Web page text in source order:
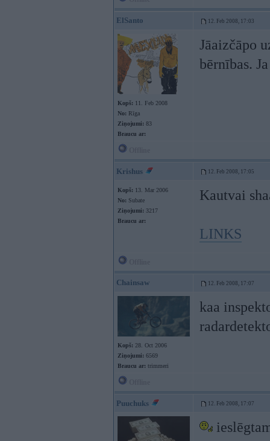
ElSanto 12. Feb 2008, 17:03
Kopš: 11. Feb 2008
No: Rīga
Ziņojumi: 83
Braucu ar:
Jāaizčāpo
bērnības.
Krishus 12. Feb 2008, 17:05
Kopš: 13. Mar 2006
No: Subate
Ziņojumi: 3217
Braucu ar:
Kautvai
LINKS
Chainsaw 12. Feb 2008, 17:07
Kopš: 28. Oct 2006
Ziņojumi: 6569
Braucu ar: trimmeri
kaa
Puuchuks 12. Feb 2008, 17:07